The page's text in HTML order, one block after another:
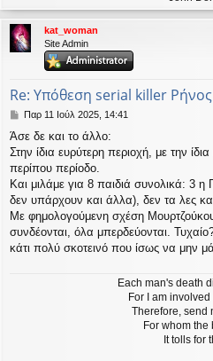
kat_woman
Site Admin
Re: Υπόθεση serial killer Ρήνος
Δ
μ
ο
σ
ί
υ
σ
η
Παρ 11 Ιούλ 2025, 14:41
Άσε δε και το άλλο:
Στην ίδια ευρύτερη περιοχή, με την
περίπου περίοδο.
Και μιλάμε για 8 παιδιά συνολικά: 3
δεν υπάρχουν και άλλα), δεν τα λες
Με φημολογούμενη σχέση
συνδέονται, όλα μπερδεύονται.
κάτι πολύ σκοτεινό που ίσως να μην
Each man's death
For I am
Therefore, send
For whom the
It tolls for